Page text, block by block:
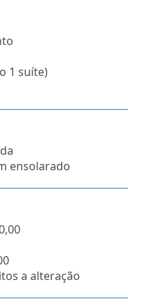
1 suíte)
ensolarado
a alteração